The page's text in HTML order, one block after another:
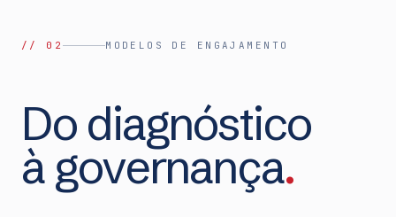
// 02 MODELOS DE ENGAJAMENTO
Do diagnóstico
à governança.